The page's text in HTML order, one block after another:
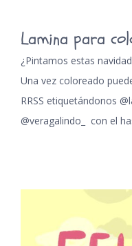
Lamina para
¿Pintamos estas
Una vez coloreado
RRSS etiquetándonos
@veragalindo_ con el